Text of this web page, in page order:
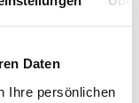
Daten
Ihre persönlichen